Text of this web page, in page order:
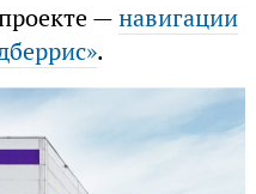
—навигации
.